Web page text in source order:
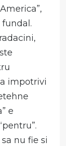
impotrivi
e
nu fie si